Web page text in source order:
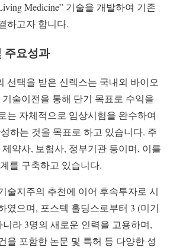
Medicine” 기술을 개발하여 기존
하고자 합니다.
주요성과
선택을 받은 신렉스는 국내외 바이오
술이전을 통해 단기 목표로 수익을
는 자체적으로 임상시험을 완수하여
하는 것을 목표로 하고 있습니다. 주
약사, 보험사, 정부기관 등이며, 이를
를 구축하고 있습니다.
술지주의 추천에 이어 후속투자로 시
였으며, 포스텍 홀딩스로부터 3 (미기
라 3명의 새로운 인력을 고용하며,
을 포함한 논문 및 특허 등 다양한 성